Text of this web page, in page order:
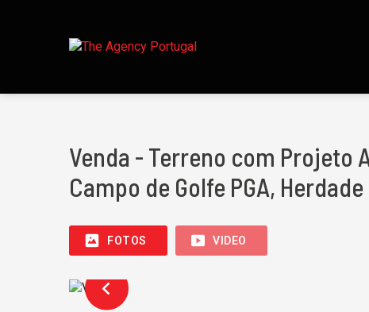
Venda - Terreno com Projeto
Campo de Golfe PGA,
FOTOS VIDEO